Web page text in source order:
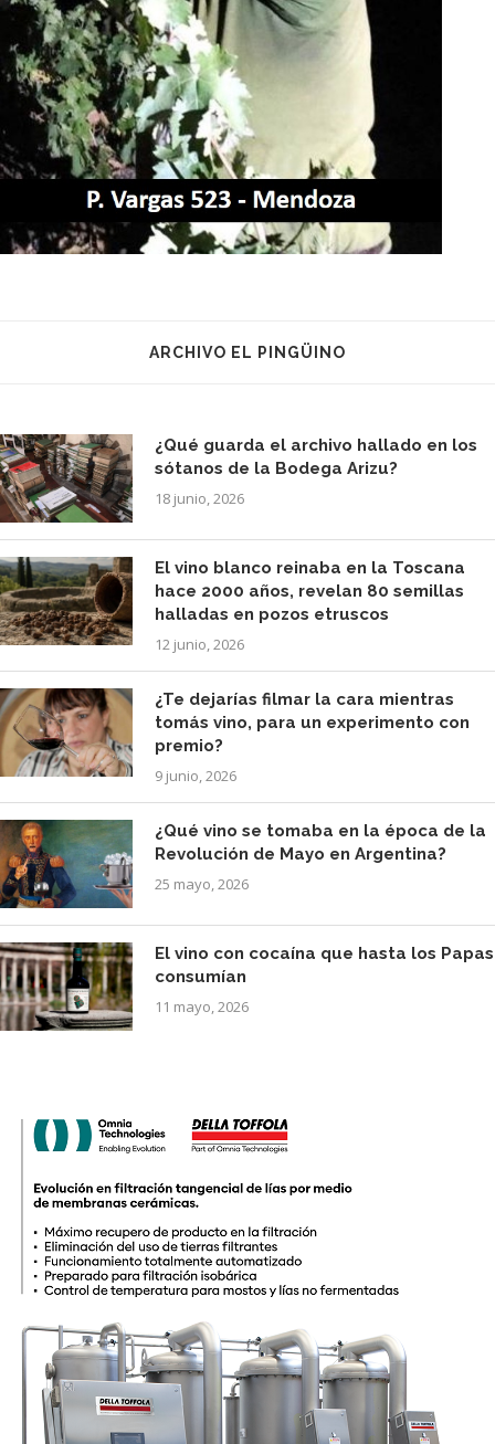
ARCHIVO EL PINGÜINO
¿Qué guarda el archivo hallado en los
sótanos de la Bodega Arizu?
18 junio, 2026
El vino blanco reinaba en la Toscana
hace 2000 años, revelan 80 semillas
halladas en pozos etruscos
12 junio, 2026
¿Te dejarías filmar la cara mientras
tomás vino, para un experimento con
premio?
9 junio, 2026
¿Qué vino se tomaba en la época de la
Revolución de Mayo en Argentina?
25 mayo, 2026
El vino con cocaína que hasta los Papas
consumían
11 mayo, 2026